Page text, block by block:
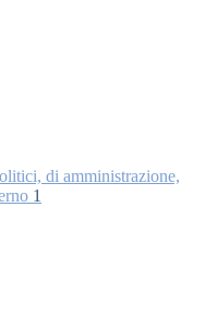
di amministrazione,
1